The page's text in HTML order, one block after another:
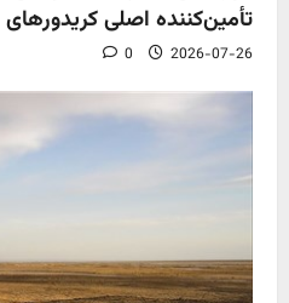
تأمین‌کننده اصلی
2026-07-26
0